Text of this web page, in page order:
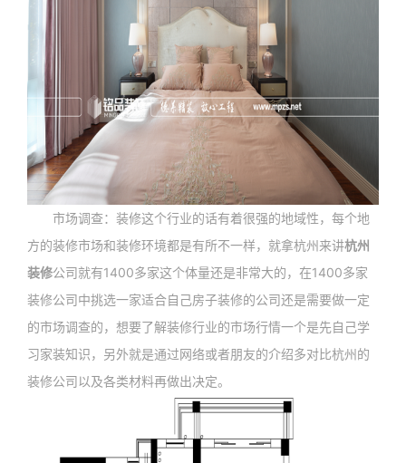
市场调查：装修这个行业的话有着很强的地域性，每个地
方的装修市场和装修环境都是有所不一样，就拿杭州来讲杭州
装修公司就有1400多家这个体量还是非常大的，在1400多家
装修公司中挑选一家适合自己房子装修的公司还是需要做一定
的市场调查的，想要了解装修行业的市场行情一个是先自己学
习家装知识，另外就是通过网络或者朋友的介绍多对比杭州的
装修公司以及各类材料再做出决定。